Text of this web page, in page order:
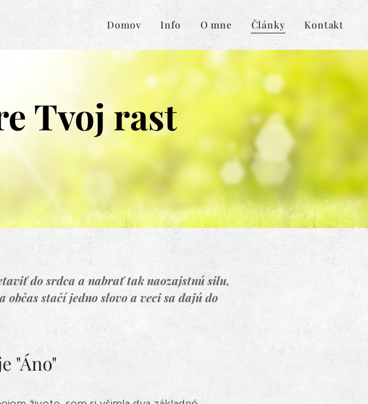
Domov Info O mne Články Kontakt
Tvoj rast
do srdca a nabrať tak naozajstnú silu,
stačí jedno slovo a veci sa dajú do
"Áno"